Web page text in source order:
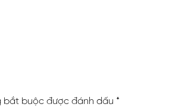
bắt buộc được đánh dấu *